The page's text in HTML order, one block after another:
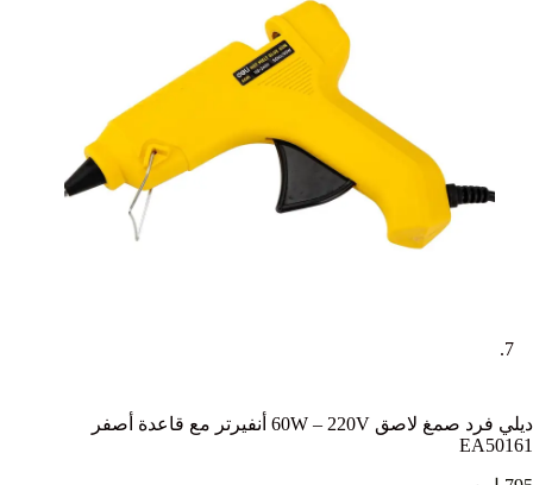
ديلي فرد صمغ لاصق 60W – 220V أنفيرتر مع قاعدة أصفر
EA50161